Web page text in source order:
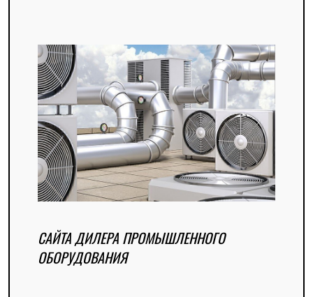
САЙТА ДИЛЕРА ПРОМЫШЛЕННОГО
ОБОРУДОВАНИЯ